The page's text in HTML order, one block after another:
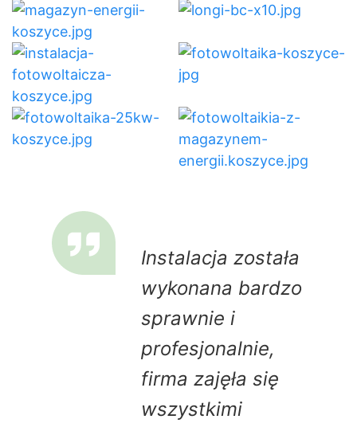
Instalacja została
wykonana bardzo
sprawnie i
profesjonalnie,
firma zajęła się
wszystkimi